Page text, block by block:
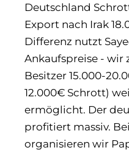
Deutschland
Export nach Irak
Differenz nutzt
Ankaufspreise - wir
Besitzer 15.000-
12.000€ Schrott)
ermöglicht. Der
profitiert massiv. Bei
organisieren wir